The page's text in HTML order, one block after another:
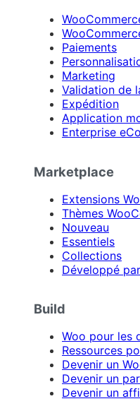
Paiements
Marketing
Validation de
Expédition
Application
Enterprise
Marketplace
Extensions
Thèmes
Nouveau
Essentiels
Collections
Développé
Build
Woo pour les
Ressources
Devenir un
Devenir un
Devenir un